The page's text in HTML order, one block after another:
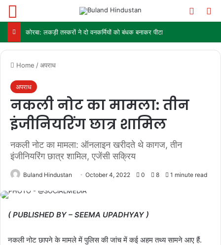
कोरबा: लकड़ी तस्करों ने दो वनकर्मियों को बंधक बनाकर पीटा
Home /अपराध
अपराध
नकली नोट का मामला: तीन
इंजीनियरिंग छात्र शामिल
नकली नोट का मामला: ऑनलाइन खरीदते थे कागज, तीन
इंजीनियरिंग छात्र शामिल, एजेंसी सक्रिय
Buland Hindustan October 4, 2022 0 8 1 minute read
( PUBLISHED BY – SEEMA UPADHYAY )
नकली नोट छापने के मामले में पुलिस की जांच में कई अहम तथ्य सामने आए हैं.